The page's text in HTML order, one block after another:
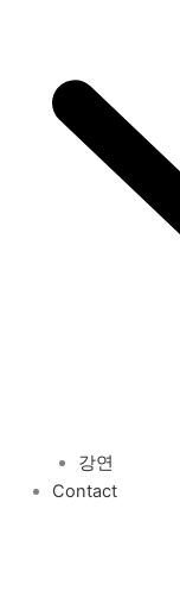
강연
Contact